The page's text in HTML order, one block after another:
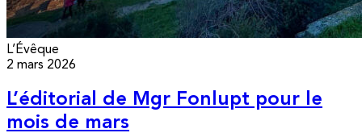
L’Évêque
2 mars 2026
L’éditorial de Mgr Fonlupt pour le
mois de mars